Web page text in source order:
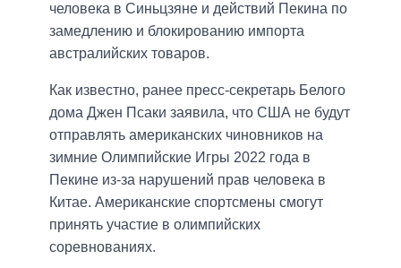
человека в Синьцзяне и действий Пекина по
замедлению и блокированию импорта
австралийских товаров.
Как известно, ранее пресс-секретарь Белого
дома Джен Псаки заявила, что США не будут
отправлять американских чиновников на
зимние Олимпийские Игры 2022 года в
Пекине из-за нарушений прав человека в
Китае. Американские спортсмены смогут
принять участие в олимпийских
соревнованиях.